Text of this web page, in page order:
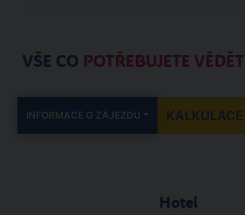
VŠE CO POTŘEBUJETE VĚDĚT
INFORMACE O ZÁJEZDU KALKULACE
Hotel